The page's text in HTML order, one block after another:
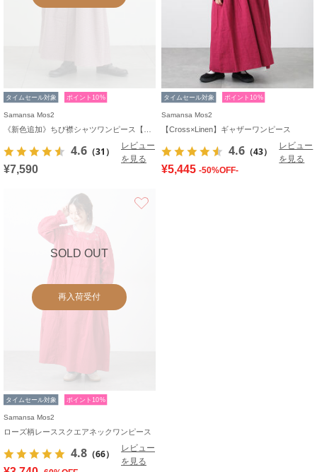
タイムセール対象 ポイント10%
Samansa Mos2
4.6 （31）
レビュー
を見る
¥7,590
タイムセール対象 ポイント10%
Samansa Mos2
【Cross×Linen】ギャザーワンピース
4.6 （43）
レビュー
を見る
¥5,445 -50%OFF-
SOLD OUT
再入荷受付
タイムセール対象 ポイント10%
Samansa Mos2
ローズ柄レーススクエアネックワンピース
4.8 （66）
レビュー
を見る